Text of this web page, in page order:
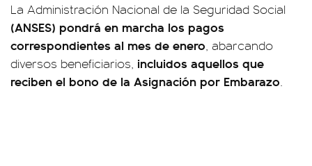
La Administración Nacional de la Seguridad Social
(ANSES) pondrá en marcha los pagos
correspondientes al mes de enero, abarcando
diversos beneficiarios, incluidos aquellos que
reciben el bono de la Asignación por Embarazo.